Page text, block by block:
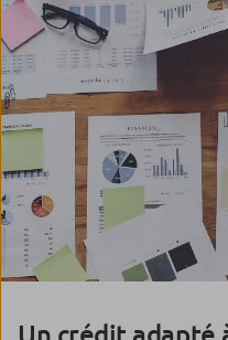
Un crédit